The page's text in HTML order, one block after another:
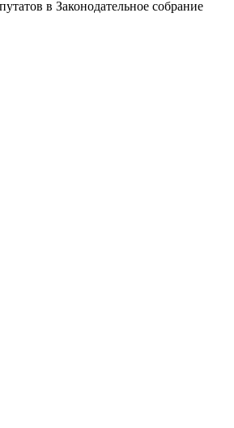
в Законодательное собрание